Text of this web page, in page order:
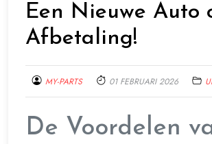
Een Nieuwe Auto
Afbetaling!
MY-PARTS 01 FEBRUARI 2026
De Voordelen